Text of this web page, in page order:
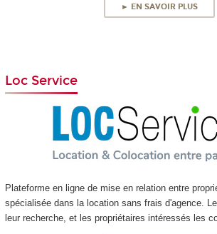
► EN SAVOIR PLUS
Loc Service
Plateforme en ligne de mise en relation entre
spécialisée dans la location sans frais d'agence.
leur recherche, et les propriétaires intéressés les